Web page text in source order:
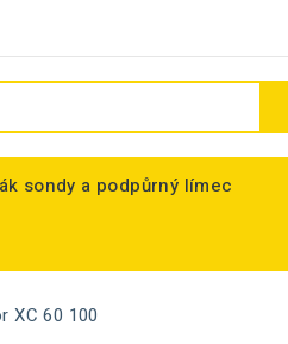
sondy a podpůrný límec
XC 60 100